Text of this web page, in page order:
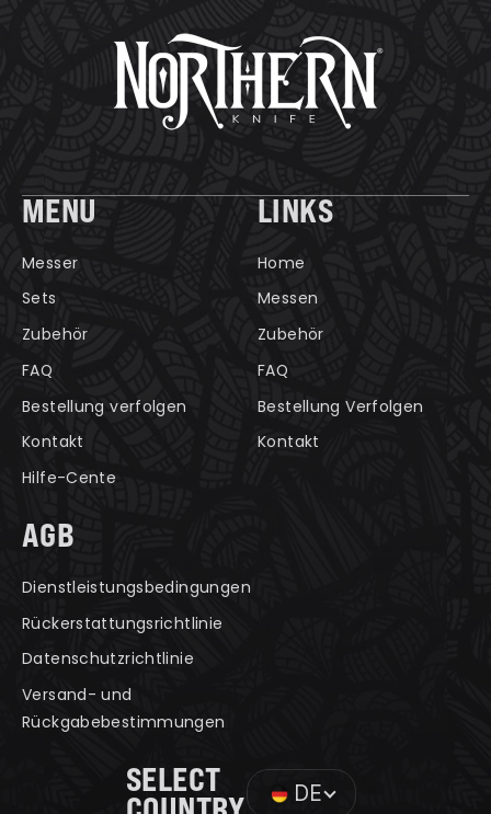
MENU
Messer
Sets
Zubehör
FAQ
Bestellung verfolgen
Kontakt
Hilfe-Cente
LINKS
Home
Messen
Zubehör
FAQ
Bestellung Verfolgen
Kontakt
AGB
Dienstleistungsbedingungen
Rückerstattungsrichtlinie
Datenschutzrichtlinie
Versand- und
Rückgabebestimmungen
SELECT DE